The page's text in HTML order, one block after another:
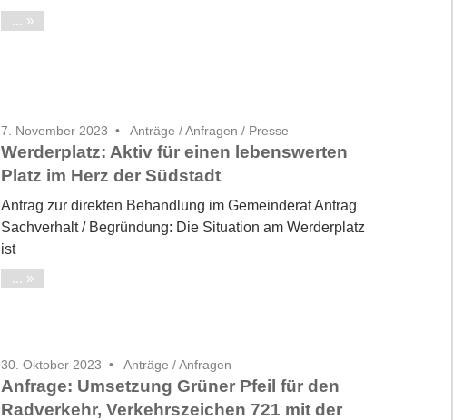
...
7. November 2023 Anträge / Anfragen / Presse
Werderplatz: Aktiv für einen lebenswerten
Platz im Herz der Südstadt
Antrag zur direkten Behandlung im Gemeinderat Antrag
Sachverhalt / Begründung: Die Situation am Werderplatz
ist
...
30. Oktober 2023 Anträge / Anfragen
Anfrage: Umsetzung Grüner Pfeil für den
Radverkehr, Verkehrszeichen 721 mit der